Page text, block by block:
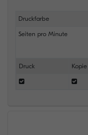
Druckfarbe
Seiten pro Minute
Druck Kopie